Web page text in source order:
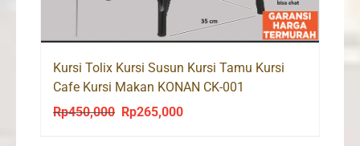
Kursi Tolix Kursi Susun Kursi Tamu Kursi
Cafe Kursi Makan KONAN CK-001
Rp450,000
Original
Rp265,000Current